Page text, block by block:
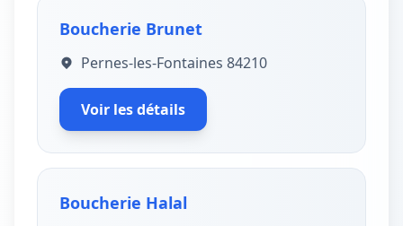
Boucherie Brunet
Pernes-les-Fontaines 84210
Voir les détails
Boucherie Halal